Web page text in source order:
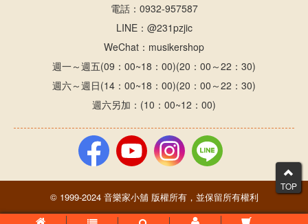
電話：0932-957587
LINE：@231pzjic
WeChat：musikershop
週一～週五(09：00~18：00)(20：00～22：30)
週六～週日(14：00~18：00)(20：00～22：30)
週六另加：(10：00~12：00)
© 1999-2024 音樂家小舖 版權所有，並保留所有權利
TOP